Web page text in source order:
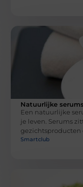
Natuurlijke serums
Een natuurlijke
je leven. Serums
gezichtsproducten
Smartclub